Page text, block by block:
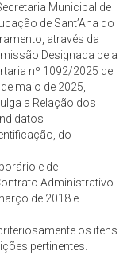
Municipal de
de Sant’Ana do
através da
Designada pela
nº 1092/2025 de
maio de 2025,
a Relação dos
do
e de
Administrativo
de 2018 e
os itens
pertinentes.